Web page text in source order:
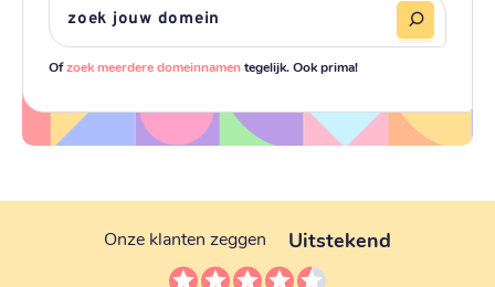
Ofzoek meerdere domeinnamentegelijk. Ook prima!
Onze klanten zeggen Uitstekend